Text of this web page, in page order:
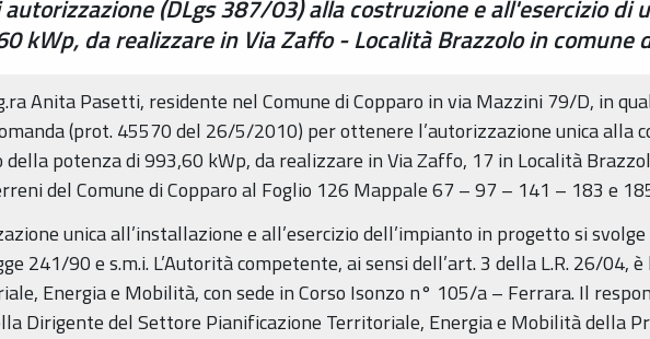
(DLgs 387/03) alla costruzione e all'esercizio di
kWp, da realizzare in Via Zaffo - Località Brazzolo in comune
Anita Pasetti, residente nel Comune di Copparo in via Mazzini 79/D, in
(prot. 45570 del 26/5/2010) per ottenere l’autorizzazione unica alla
potenza di 993,60 kWp, da realizzare in Via Zaffo, 17 in Località
del Comune di Copparo al Foglio 126 Mappale 67 – 97 – 141 – 183 e
unica all’installazione e all’esercizio dell’impianto in progetto si
241/90 e s.m.i. L’Autorità competente, ai sensi dell’art. 3 della L.R. 26/04,
Energia e Mobilità, con sede in Corso Isonzo n° 105/a – Ferrara. Il
Dirigente del Settore Pianificazione Territoriale, Energia e Mobilità della